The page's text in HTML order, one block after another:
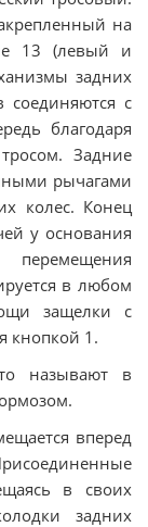
на
13 (левый и
задних
соединяются с
благодаря
Задние
рычагами
колес. Конец
у основания
в любом
защелки с
кнопкой 1.
называют в
вперед
в своих
задних